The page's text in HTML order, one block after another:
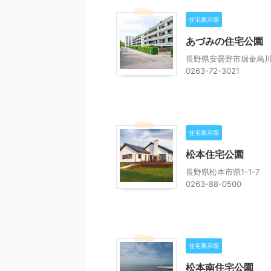
住宅展示場
あづみの住宅公園
長野県安曇野市堀金烏
0263-72-3021
住宅展示場
松本住宅公園
長野県松本市県1-1-7
0263-88-0500
住宅展示場
松本南住宅公園